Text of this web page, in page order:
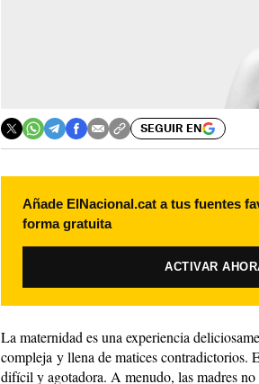
SEGUIR EN
Añade ElNacional.cat a tus fuentes
forma gratuita
ACTIVAR
La maternidad es una experiencia
compleja y llena de matices contradictorios.
difícil y agotadora. A menudo, las madres no